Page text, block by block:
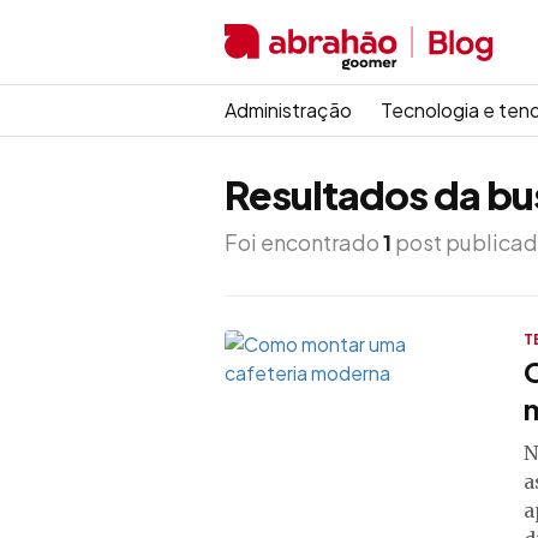
Administração Tecnologia e
Resultados da
Foi encontrado1 post